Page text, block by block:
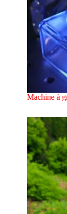
Machine à